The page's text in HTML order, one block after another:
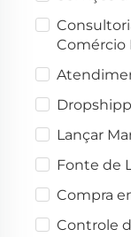
Comércio
Lançar
Fonte de
Compra
Controle